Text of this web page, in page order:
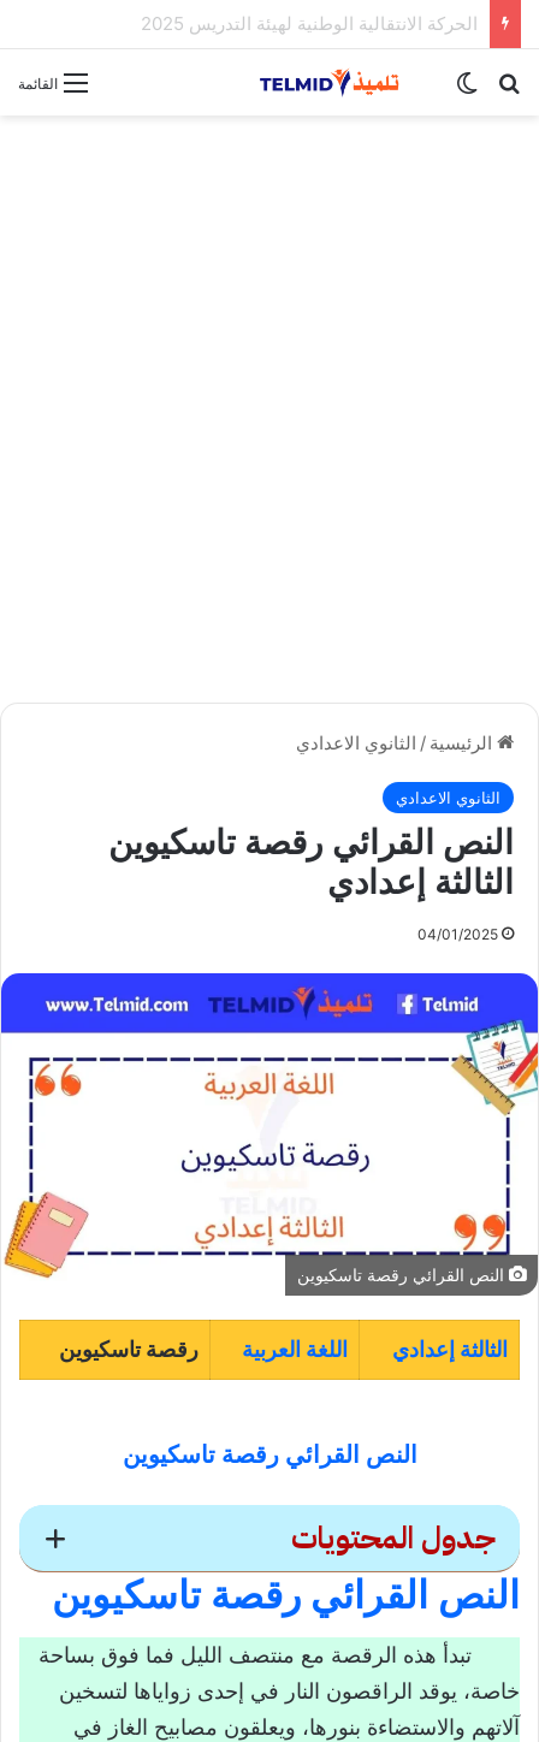
الحركة الانتقالية الوطنية لهيئة التدريس 2025
القائمة بحث عنالوضع المظلم
الرئيسية / الثانوي الاعدادي
الثانوي الاعدادي
النص القرائي رقصة تاسكيوين
الثالثة إعدادي
04/01/2025
النص القرائي رقصة تاسكيوين
الثالثة إعدادي اللغة العربية رقصة تاسكيوين
النص القرائي رقصة تاسكيوين
جدول المحتويات
النص القرائي رقصة
تاسكيوين
النص القرائي رقصة تاسكيوين
النص القرائي رقصة تاسكيوين
تبدأ هذه الرقصة مع منتصف الليل فما فوق بساحة
خاصة، يوقد الراقصون النار في إحدى زواياها لتسخين
آلاتهم والاستضاءة بنورها، ويعلقون مصابيح الغاز في